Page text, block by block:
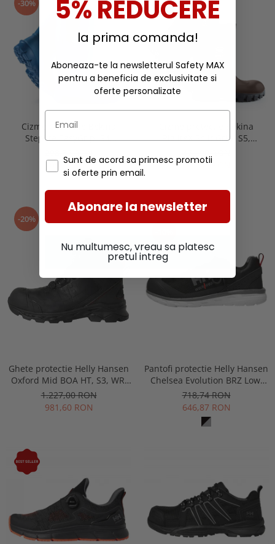
-30%
Cizme protectie Bekina
Steplite EasyGrip, S4,
209,21 RON
-30%
Cizme protectie Bekina
RigliteX SolidGrip, S5,
330,33 RON
-20%
Ghete protectie Helly Hansen
Oxford Mid BOA HT, S3, WR,
HRO, SRC, ESD, negre
1.227,00 RON
981,60 RON
Pantofi protectie Helly Hansen
Chelsea Evolution BRZ Low,
S1P
718,74 RON
646,87 RON
5% REDUCERE
la prima comanda!
Aboneaza-te la newsletterul Safety MAX
pentru a beneficia de exclusivitate si
oferte personalizate
Sunt de acord sa primesc promotii
si oferte prin email.
Abonare la newsletter
Nu multumesc, vreau sa platesc
pretul intreg